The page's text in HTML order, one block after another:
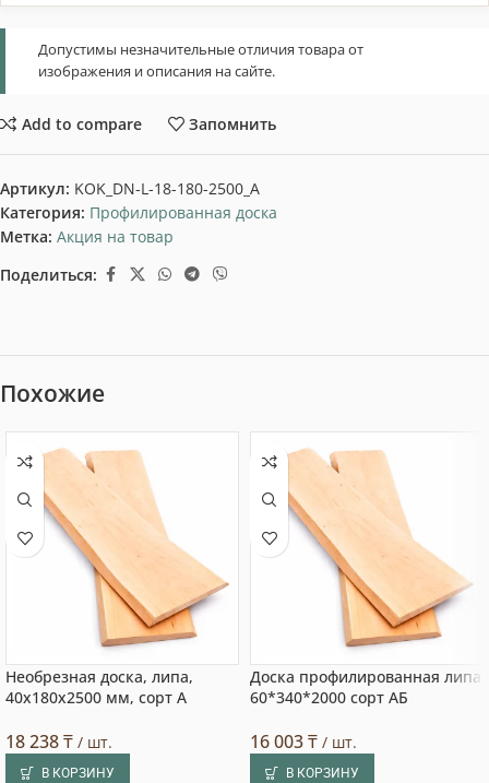
Допустимы незначительные отличия товара от
изображения и описания на сайте.
Add to compare Запомнить
Артикул: KOK_DN-L-18-180-2500_A
Категория: Профилированная доска
Метка: Акция на товар
Поделиться:
Похожие
Необрезная доска, липа,
40x180x2500 мм, сорт A
18 238₸ / шт.
В КОРЗИНУ
Доска профилированная липа
60*340*2000 сорт АБ
16 003₸ / шт.
В КОРЗИНУ